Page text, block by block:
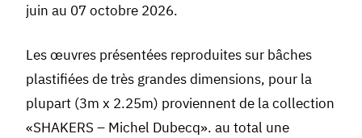
juin au 07 octobre 2026.
Les œuvres présentées reproduites sur bâches
plastifiées de très grandes dimensions, pour la
plupart (3m x 2.25m) proviennent de la collection
«SHAKERS – Michel Dubecq». au total une